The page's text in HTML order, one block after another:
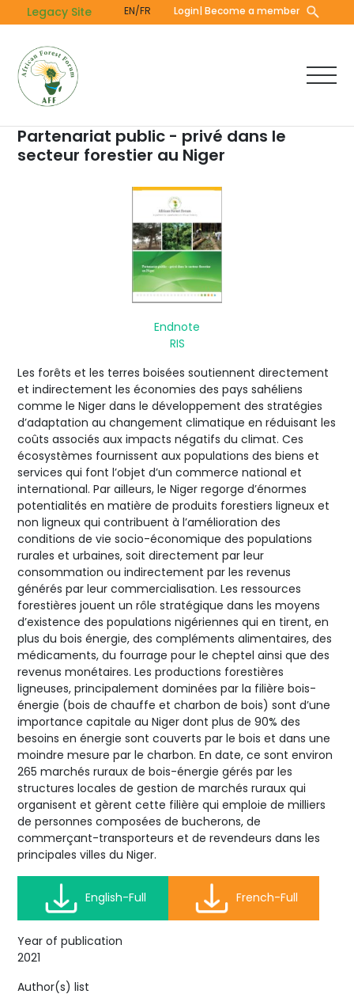
to
content
Legacy Site EN/FR Login| Become a member
Partenariat public - privé dans le
secteur forestier au Niger
Endnote
RIS
Les forêts et les terres boisées soutiennent directement
et indirectement les économies des pays sahéliens
comme le Niger dans le développement des stratégies
d’adaptation au changement climatique en réduisant les
coûts associés aux impacts négatifs du climat. Ces
écosystèmes fournissent aux populations des biens et
services qui font l’objet d’un commerce national et
international. Par ailleurs, le Niger regorge d’énormes
potentialités en matière de produits forestiers ligneux et
non ligneux qui contribuent à l’amélioration des
conditions de vie socio-économique des populations
rurales et urbaines, soit directement par leur
consommation ou indirectement par les revenus
générés par leur commercialisation. Les ressources
forestières jouent un rôle stratégique dans les moyens
d’existence des populations nigériennes qui en tirent, en
plus du bois énergie, des compléments alimentaires, des
médicaments, du fourrage pour le cheptel ainsi que des
revenus monétaires. Les productions forestières
ligneuses, principalement dominées par la filière bois-
énergie (bois de chauffe et charbon de bois) sont d’une
importance capitale au Niger dont plus de 90% des
besoins en énergie sont couverts par le bois et dans une
moindre mesure par le charbon. En date, ce sont environ
265 marchés ruraux de bois-énergie gérés par les
structures locales de gestion de marchés ruraux qui
organisent et gèrent cette filière qui emploie de milliers
de personnes composées de bucherons, de
commerçant-transporteurs et de revendeurs dans les
principales villes du Niger.
English-Full French-Full
Year of publication
2021
Author(s) list